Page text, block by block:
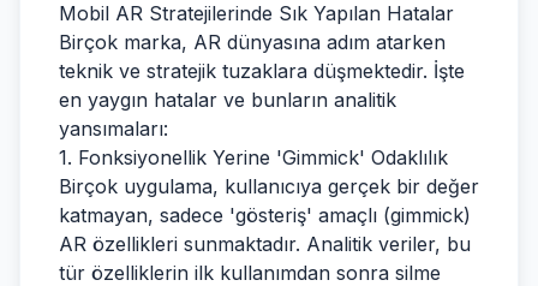
Mobil AR Stratejilerinde Sık Yapılan Hatalar
Birçok marka, AR dünyasına adım atarken
teknik ve stratejik tuzaklara düşmektedir. İşte
en yaygın hatalar ve bunların analitik
yansımaları:
1. Fonksiyonellik Yerine 'Gimmick' Odaklılık
Birçok uygulama, kullanıcıya gerçek bir değer
katmayan, sadece 'gösteriş' amaçlı (gimmick)
AR özellikleri sunmaktadır. Analitik veriler, bu
tür özelliklerin ilk kullanımdan sonra silme